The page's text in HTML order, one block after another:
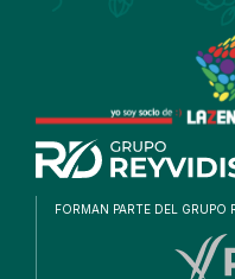
FORMAN PARTE DEL GRUPO